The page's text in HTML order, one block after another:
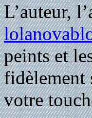
L’auteur,
peints et
fidèlement
votre